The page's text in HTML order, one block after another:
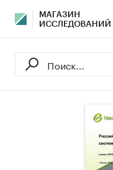
МАГАЗИН
ИССЛЕДОВАНИЙ